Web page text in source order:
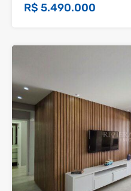
R$ 5.490.000